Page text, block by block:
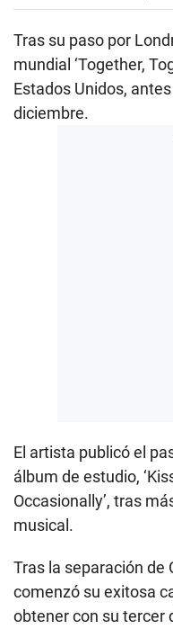
Tras su paso por
mundial ‘Together,
Estados Unidos,
diciembre.
El artista publicó el
álbum de estudio,
Occasionally’, tras
musical.
Tras la separación de
comenzó su exitosa
obtener con su tercer